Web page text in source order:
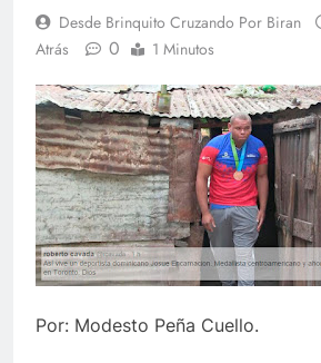
Desde Brinquito Cruzando Por Biran
Atrás
0 1 Minutos
Por: Modesto Peña Cuello.